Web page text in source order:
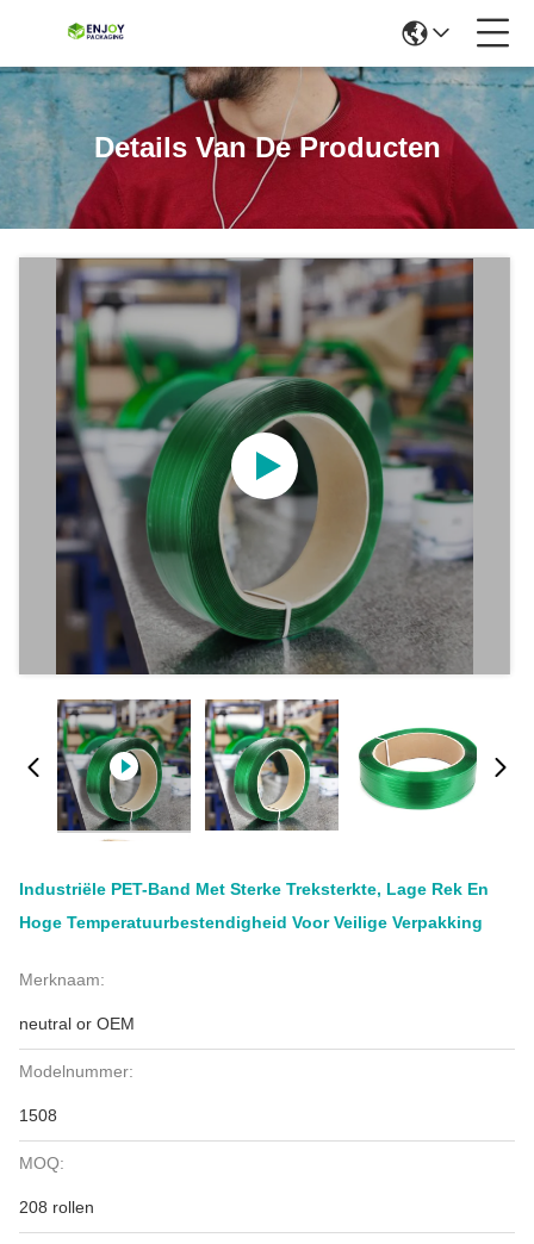
Details Van De Producten
Industriële PET-Band Met Sterke Treksterkte, Lage Rek En
Hoge Temperatuurbestendigheid Voor Veilige Verpakking
Merknaam:
neutral or OEM
Modelnummer:
1508
MOQ:
208 rollen